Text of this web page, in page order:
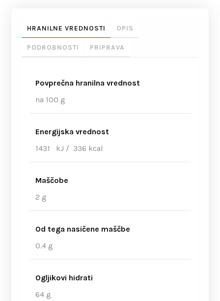
HRANILNE VREDNOSTI OPIS
PODROBNOSTI PRIPRAVA
Povprečna hranilna vrednost
na 100 g
Energijska vrednost
1431 kJ / 336 kcal
Maščobe
2 g
Od tega nasičene maščbe
0.4 g
Ogljikovi hidrati
64 g